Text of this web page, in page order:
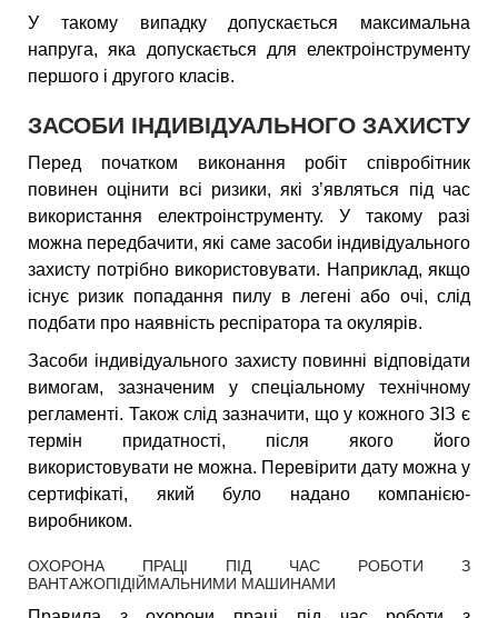
У такому випадку допускається максимальна
напруга, яка допускається для електроінструменту
першого і другого класів.
ЗАСОБИ ІНДИВІДУАЛЬНОГО ЗАХИСТУ
Перед початком виконання робіт співробітник
повинен оцінити всі ризики, які з’являться під час
використання електроінструменту. У такому разі
можна передбачити, які саме засоби індивідуального
захисту потрібно використовувати. Наприклад, якщо
існує ризик попадання пилу в легені або очі, слід
подбати про наявність респіратора та окулярів.
Засоби індивідуального захисту повинні відповідати
вимогам, зазначеним у спеціальному технічному
регламенті. Також слід зазначити, що у кожного ЗІЗ є
термін придатності, після якого його
використовувати не можна. Перевірити дату можна у
сертифікаті, який було надано компанією-
виробником.
ОХОРОНА ПРАЦІ ПІД ЧАС РОБОТИ З
ВАНТАЖОПІДІЙМАЛЬНИМИ МАШИНАМИ